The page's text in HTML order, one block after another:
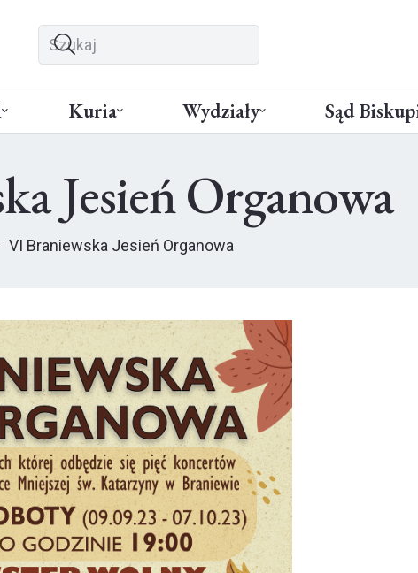
Kuria Wydziały Sąd
Jesień Organowa
VI Braniewska Jesień Organowa